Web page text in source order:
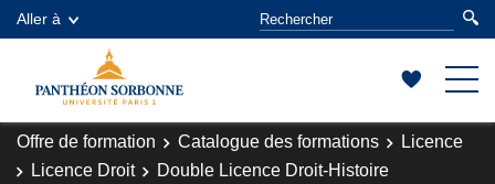
Aller à
Offre de formation Catalogue des formations
Licence
Licence Droit
Double Licence Droit-Histoire